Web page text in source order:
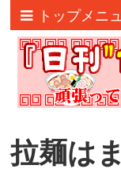
トップメニ
拉麺は